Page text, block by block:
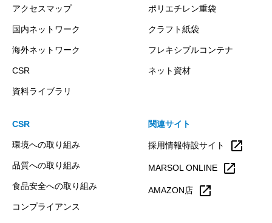
アクセスマップ
国内ネットワーク
海外ネットワーク
CSR
資料ライブラリ
ポリエチレン重袋
クラフト紙袋
フレキシブルコンテナ
ネット資材
CSR
環境への取り組み
品質への取り組み
食品安全への取り組み
コンプライアンス
関連サイト
採用情報特設サイト open_in_new
MARSOL ONLINE open_in_new
AMAZON店 open_in_new